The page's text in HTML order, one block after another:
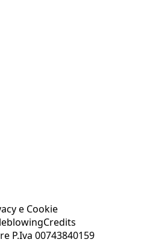
e Cookie
Credits
P.Iva 00743840159